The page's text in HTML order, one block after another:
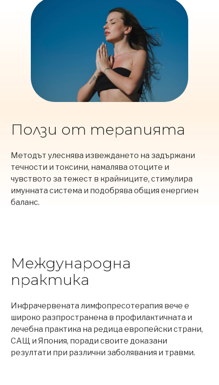
Ползи от терапията
Методът улеснява извеждането на задържани
течности и токсини, намалява отоците и
чувството за тежест в крайниците, стимулира
имунната система и подобрява общия енергиен
баланс.
Международна
практика
Инфрачервената лимфопресотерапия вече е
широко разпространена в профилактичната и
лечебна практика на редица европейски страни,
САЩ и Япония, поради своите доказани
резултати при различни заболявания и травми.